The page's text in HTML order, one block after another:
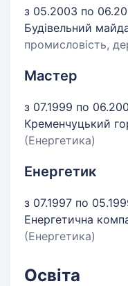
з 05.2003 по
Будівельний
промисловість,
Мастер
з 07.1999 по
Кременчуцький
(Енергетика)
Енергетик
з 07.1997 по
Енергетична
(Енергетика)
Освіта